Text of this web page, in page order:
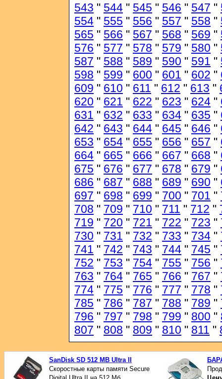
543 " 544 " 545 " 546 " 547 "
554 " 555 " 556 " 557 " 558 "
565 " 566 " 567 " 568 " 569 "
576 " 577 " 578 " 579 " 580 "
587 " 588 " 589 " 590 " 591 "
598 " 599 " 600 " 601 " 602 "
609 " 610 " 611 " 612 " 613 "
620 " 621 " 622 " 623 " 624 "
631 " 632 " 633 " 634 " 635 "
642 " 643 " 644 " 645 " 646 "
653 " 654 " 655 " 656 " 657 "
664 " 665 " 666 " 667 " 668 "
675 " 676 " 677 " 678 " 679 "
686 " 687 " 688 " 689 " 690 "
697 " 698 " 699 " 700 " 701 "
708 " 709 " 710 " 711 " 712 "
719 " 720 " 721 " 722 " 723 "
730 " 731 " 732 " 733 " 734 "
741 " 742 " 743 " 744 " 745 "
752 " 753 " 754 " 755 " 756 "
763 " 764 " 765 " 766 " 767 "
774 " 775 " 776 " 777 " 778 "
785 " 786 " 787 " 788 " 789 "
796 " 797 " 798 " 799 " 800 "
807 " 808 " 809 " 810 " 811 "
SanDisk SD 512 MB Ultra II
Скоростные карты памяти Secure